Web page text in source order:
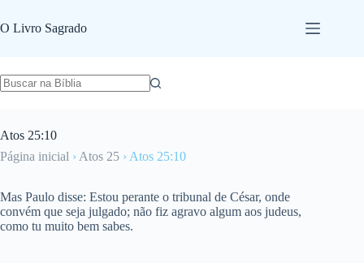
para
o
O Livro Sagrado
Atos 25:10
Página inicial › Atos 25 › Atos 25:10
Mas Paulo disse: Estou perante o tribunal de César, onde
convém que seja julgado; não fiz agravo algum aos judeus,
como tu muito bem sabes.